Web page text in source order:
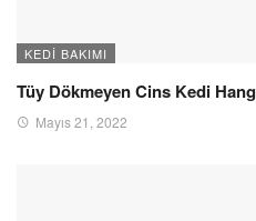
KEDI BAKIMI
Tüy Dökmeyen Cins Kedi
Mayıs 21, 2022